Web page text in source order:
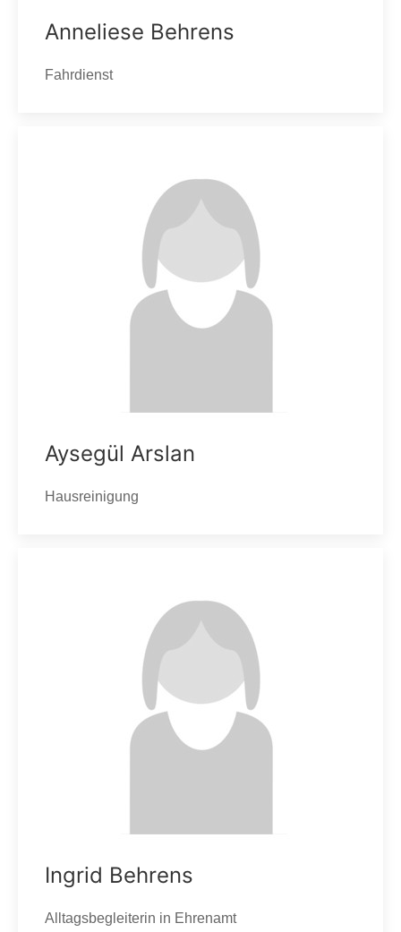
Anneliese Behrens
Fahrdienst
Aysegül Arslan
Hausreinigung
Ingrid Behrens
Alltagsbegleiterin in Ehrenamt